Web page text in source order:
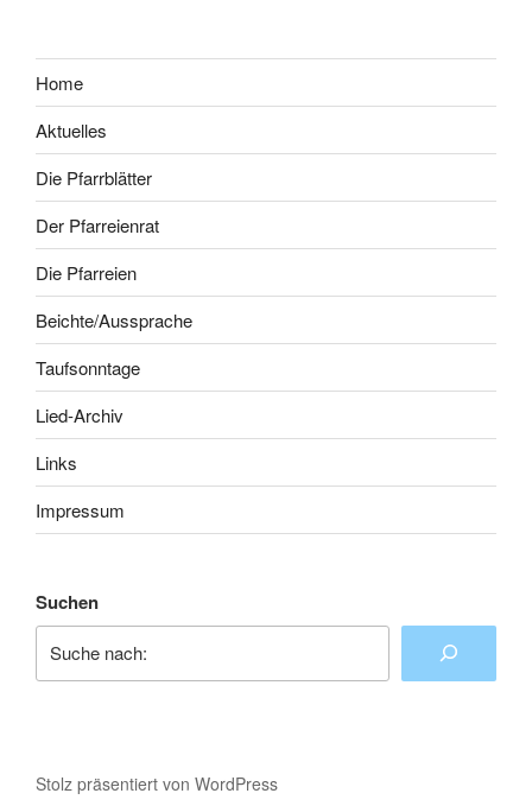
Home
Aktuelles
Die Pfarrblätter
Der Pfarreienrat
Die Pfarreien
Beichte/Aussprache
Taufsonntage
Lied-Archiv
Links
Impressum
Suchen
Stolz präsentiert von WordPress